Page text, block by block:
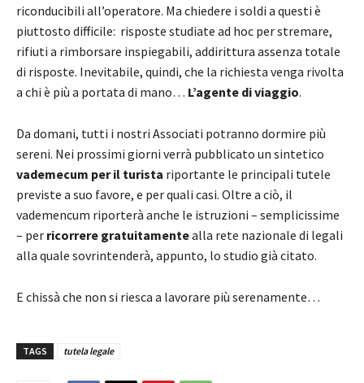
riconducibili all’operatore. Ma chiedere i soldi a questi è
piuttosto difficile: risposte studiate ad hoc per stremare,
rifiuti a rimborsare inspiegabili, addirittura assenza totale
di risposte. Inevitabile, quindi, che la richiesta venga rivolta
a chi è più a portata di mano… L’agente di viaggio.
Da domani, tutti i nostri Associati potranno dormire più
sereni. Nei prossimi giorni verrà pubblicato un sintetico
vademecum per il turista riportante le principali tutele
previste a suo favore, e per quali casi. Oltre a ciò, il
vademencum riporterà anche le istruzioni – semplicissime
– per ricorrere gratuitamentealla rete nazionale di legali
alla quale sovrintenderà, appunto, lo studio già citato.
E chissà che non si riesca a lavorare più serenamente…
TAGS tutela legale